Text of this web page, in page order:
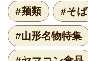
#麺類 #そば
#山形名物特集